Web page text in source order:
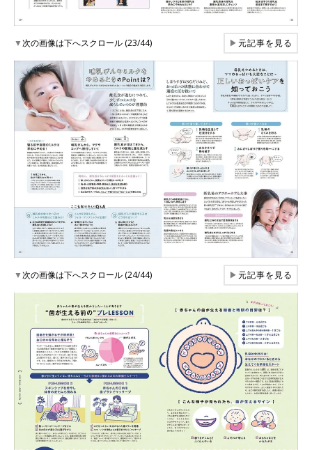
▼次の画像は下へスクロール (23/44) ▶元記事を見る
▼次の画像は下へスクロール (24/44) ▶元記事を見る